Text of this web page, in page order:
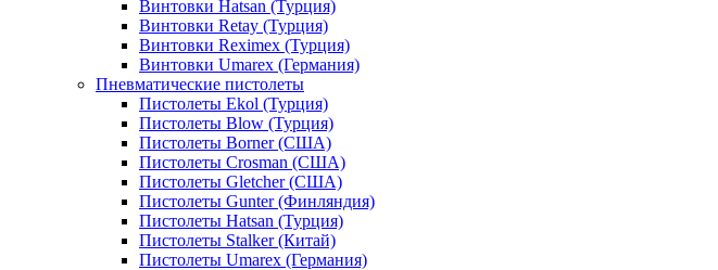
Винтовки Hatsan (Турция)
Винтовки Retay (Турция)
Винтовки Reximex (Турция)
Винтовки Umarex (Германия)
Пневматические пистолеты
Пистолеты Ekol (Турция)
Пистолеты Blow (Турция)
Пистолеты Borner (США)
Пистолеты Crosman (США)
Пистолеты Gletcher (США)
Пистолеты Gunter (Финляндия)
Пистолеты Hatsan (Турция)
Пистолеты Stalker (Китай)
Пистолеты Umarex (Германия)